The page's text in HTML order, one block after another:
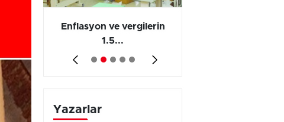
Enflasyon ve vergilerin
1.5...
Yazarlar